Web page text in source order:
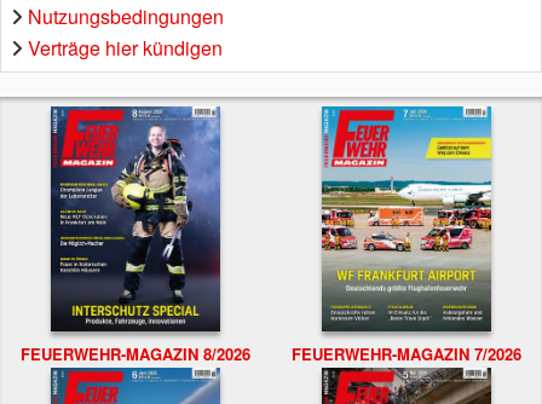
Nutzungsbedingungen
Verträge hier kündigen
FEUERWEHR-MAGAZIN 8/2026 FEUERWEHR-MAGAZIN 7/2026